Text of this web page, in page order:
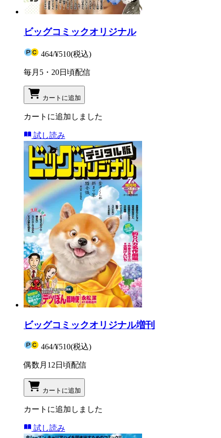
ビッグコミックオリジナル
464/¥510(税込)
毎月5・20日頃配信
カートに追加
カートに追加しました
試し読み
ビッグコミックオリジナル増刊
464/¥510(税込)
偶数月12日頃配信
カートに追加
カートに追加しました
試し読み